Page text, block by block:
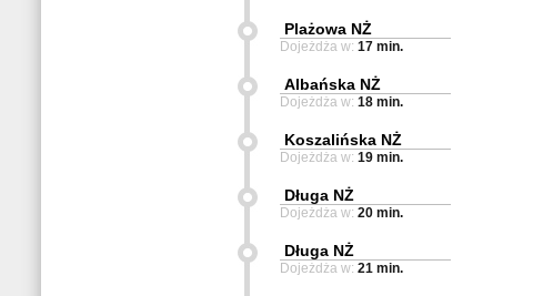
Plażowa NŻ
Dojeżdża w: 17 min.
Albańska NŻ
Dojeżdża w: 18 min.
Koszalińska NŻ
Dojeżdża w: 19 min.
Długa NŻ
Dojeżdża w: 20 min.
Długa NŻ
Dojeżdża w: 21 min.